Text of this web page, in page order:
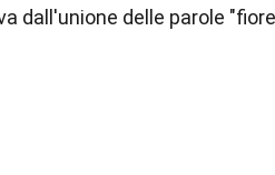
dall'unione delle parole